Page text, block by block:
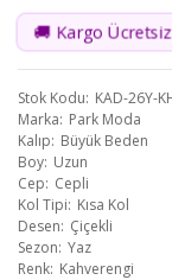
🚚 Kargo Ücretsiz
Stok Kodu KAD-26Y-
Marka Park Moda
Kalıp Büyük Beden
Boy Uzun
Cep Cepli
Kol Tipi Kısa Kol
Desen Çiçekli
Sezon Yaz
Renk Kahverengi